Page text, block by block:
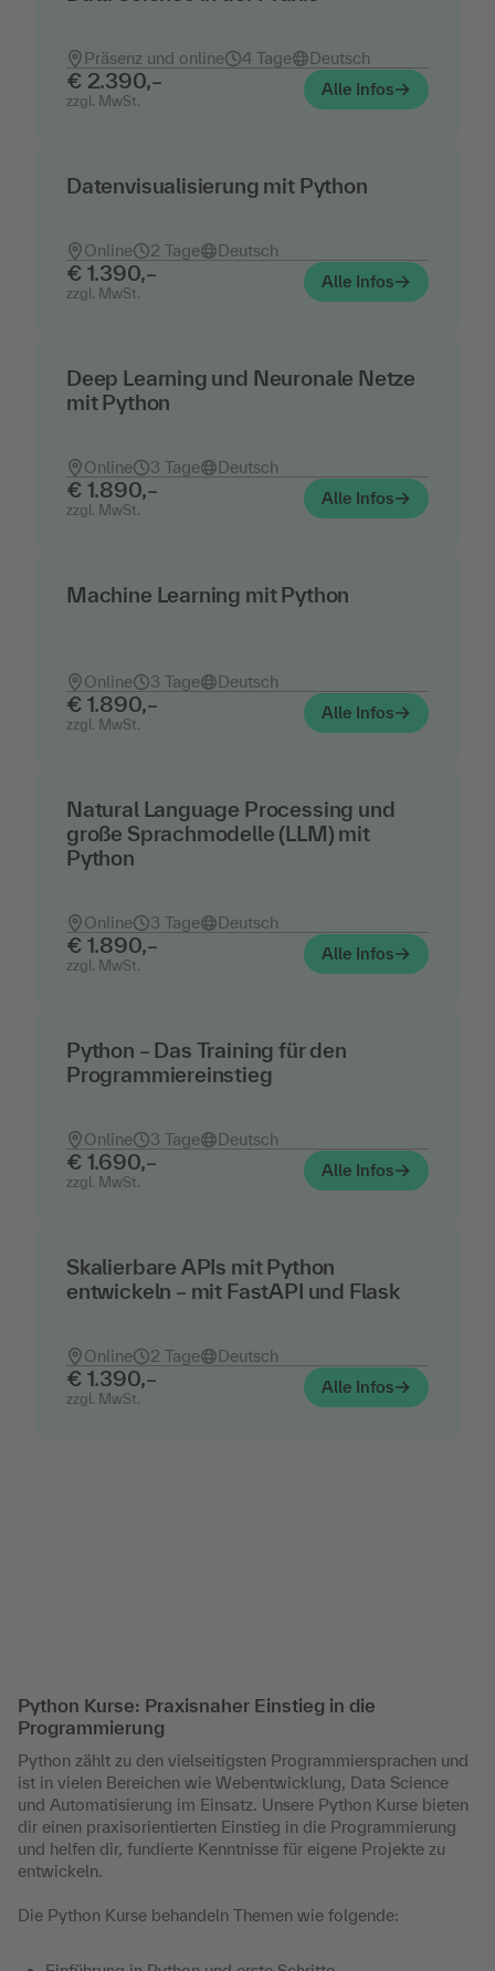
Präsenz und online
4 Tage Deutsch
€ 2.390,–
zzgl. MwSt.
Alle Infos
Datenvisualisierung mit Python
Online
2 Tage Deutsch
€ 1.390,–
zzgl. MwSt.
Alle Infos
Deep Learning und Neuronale Netze
mit Python
Online
3 Tage Deutsch
€ 1.890,–
zzgl. MwSt.
Alle Infos
Machine Learning mit Python
Online
3 Tage Deutsch
€ 1.890,–
zzgl. MwSt.
Alle Infos
Natural Language Processing und
große Sprachmodelle (LLM) mit
Python
Online
3 Tage Deutsch
€ 1.890,–
zzgl. MwSt.
Alle Infos
Python – Das Training für den
Programmiereinstieg
Online
3 Tage Deutsch
€ 1.690,–
zzgl. MwSt.
Alle Infos
Skalierbare APIs mit Python
entwickeln – mit FastAPI und Flask
Online
2 Tage Deutsch
€ 1.390,–
zzgl. MwSt.
Alle Infos
Python Kurse: Praxisnaher Einstieg in die
Programmierung
Python zählt zu den vielseitigsten Programmiersprachen und
ist in vielen Bereichen wie Webentwicklung, Data Science
und Automatisierung im Einsatz. Unsere Python Kurse bieten
dir einen praxisorientierten Einstieg in die Programmierung
und helfen dir, fundierte Kenntnisse für eigene Projekte zu
entwickeln.
Die Python Kurse behandeln Themen wie folgende: